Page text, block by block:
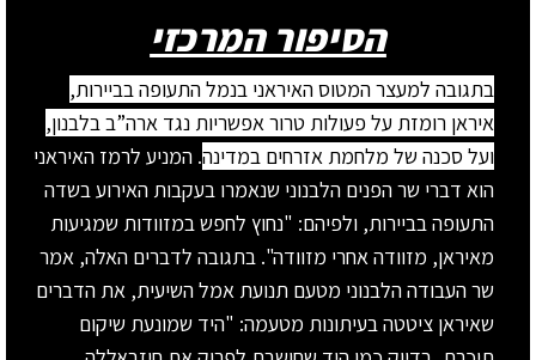
הסיפור המרכזי
בתגובה למעצר המטוס האיראני בנמל התעופה בביירות,
איראן רומזת על פעולות טרור אפשריות נגד ארה”ב בלבנון,
ועל סכנה של מלחמת אזרחים במדינה. המניע לרמז האיראני
הוא דברי שר הפנים הלבנוני שנאמרו בעקבות האירוע בשדה
התעופה בביירות, ולפיהם: "נחוץ לחפש במזוודות שמגיעות
מאיראן, מזוודה אחרי מזוודה". בתגובה לדברים האלה, אמר
שר העבודה הלבנוני מטעם תנועת אמל השיעית, את הדברים
שאיראן ציטטה בעיתונות מטעמה: "היד שמונעת שיקום